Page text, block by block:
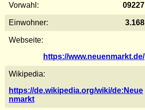
Vorwahl: 09227
Einwohner: 3.168
Webseite:
https://www.neuenmarkt.de/
Wikipedia:
https://de.wikipedia.org/wiki/de:Neue
nmarkt